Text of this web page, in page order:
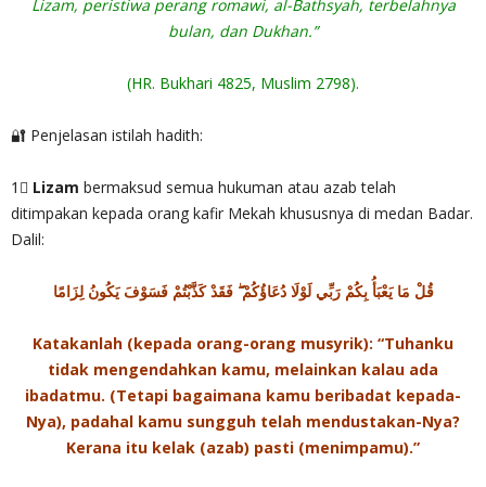
Lizam, peristiwa perang romawi, al-Bathsyah, terbelahnya
bulan, dan Dukhan.”
(HR. Bukhari 4825, Muslim 2798).
🔐 Penjelasan istilah hadith:
1⃣ Lizam bermaksud semua hukuman atau azab telah
ditimpakan kepada orang kafir Mekah khususnya di medan Badar.
Dalil:
قُلْ مَا يَعْبَأُ بِكُمْ رَبِّي لَوْلَا دُعَاؤُكُمْ ۖ فَقَدْ كَذَّبْتُمْ فَسَوْفَ يَكُونُ لِزَامًا
Katakanlah (kepada orang-orang musyrik): “Tuhanku
tidak mengendahkan kamu, melainkan kalau ada
ibadatmu. (Tetapi bagaimana kamu beribadat kepada-
Nya), padahal kamu sungguh telah mendustakan-Nya?
Kerana itu kelak (azab) pasti (menimpamu).”